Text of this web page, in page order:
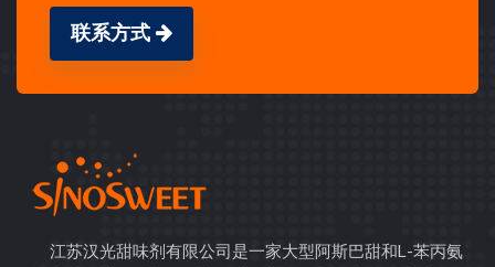
联系方式
江苏汉光甜味剂有限公司是一家大型阿斯巴甜和L-苯丙氨